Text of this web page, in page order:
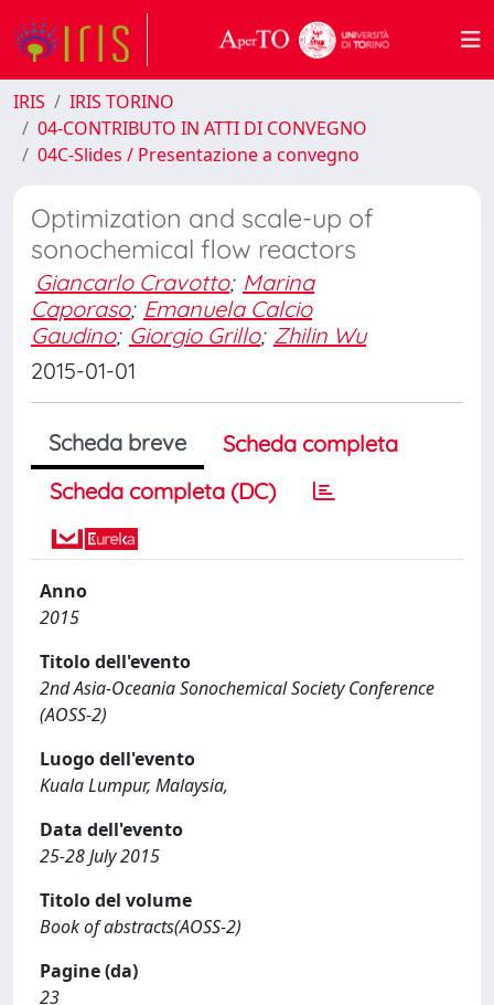
IRIS
IRIS TORINO
04-CONTRIBUTO IN ATTI DI CONVEGNO
04C-Slides / Presentazione a convegno
Optimization and scale-up of
sonochemical flow reactors
Giancarlo Cravotto; Marina
Caporaso; Emanuela Calcio
Gaudino; Giorgio Grillo; Zhilin Wu
2015-01-01
Scheda breve
Scheda completa
Scheda completa (DC)
Anno
2015
Titolo dell'evento
2nd Asia-Oceania Sonochemical Society Conference
(AOSS-2)
Luogo dell'evento
Kuala Lumpur, Malaysia,
Data dell'evento
25-28 July 2015
Titolo del volume
Book of abstracts(AOSS-2)
Pagine (da)
23